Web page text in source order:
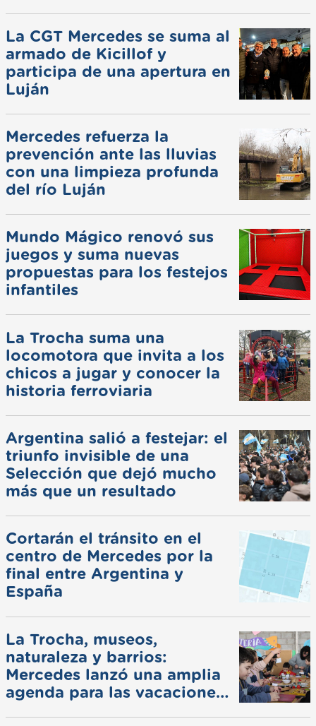
La CGT Mercedes se suma al
armado de Kicillof y
participa de una apertura en
Luján
Mercedes refuerza la
prevención ante las lluvias
con una limpieza profunda
del río Luján
Mundo Mágico renovó sus
juegos y suma nuevas
propuestas para los festejos
infantiles
La Trocha suma una
locomotora que invita a los
chicos a jugar y conocer la
historia ferroviaria
Argentina salió a festejar: el
triunfo invisible de una
Selección que dejó mucho
más que un resultado
Cortarán el tránsito en el
centro de Mercedes por la
final entre Argentina y
España
La Trocha, museos,
naturaleza y barrios:
Mercedes lanzó una amplia
agenda para las vacaciones